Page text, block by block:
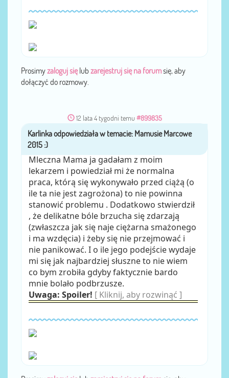
Prosimyzaloguj sięlub zarejestruj się na forumsię, aby
dołączyć do rozmowy.
12 lata 4 tygodni temu #899835
przez Karlinka
Mleczna Mama ja gadałam z moim
lekarzem i powiedział mi że normalna
praca, którą się wykonywało przed ciążą (o
ile ta nie jest zagrożona) to nie powinna
stanowić problemu . Dodatkowo stwierdził
, że delikatne bóle brzucha się zdarzają
(zwłaszcza jak się naje ciężarna smażonego
i ma wzdęcia) i żeby się nie przejmować i
nie panikować. I o ile jego podejście wydaje
mi się jak najbardziej słuszne to nie wiem
co bym zrobiła gdyby faktycznie bardo
mnie bolało podbrzusze.
Uwaga: Spoiler! [ Kliknij, aby rozwinąć ]